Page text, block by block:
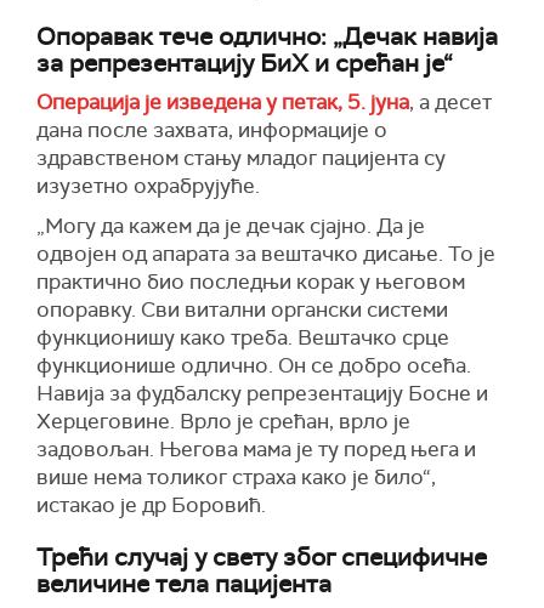
Опоравак тече одлично: „Дечак навија
за репрезентацију БиХ и срећан је“
Операција је изведена у петак, 5. јуна, а десет
дана после захвата, информације о
здравственом стању младог пацијента су
изузетно охрабрујуће.
„Могу да кажем да је дечак сјајно. Да је
одвојен од апарата за вештачко дисање. То је
практично био последњи корак у његовом
опоравку. Сви витални органски системи
функционишу како треба. Вештачко срце
функционише одлично. Он се добро осећа.
Навија за фудбалску репрезентацију Босне и
Херцеговине. Врло је срећан, врло је
задовољан. Његова мама је ту поред њега и
више нема толиког страха како је било“,
истакао је др Боровић.
Трећи случај у свету због специфичне
величине тела пацијента